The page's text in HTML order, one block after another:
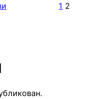
1 2